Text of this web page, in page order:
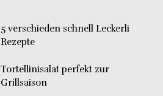
5 verschieden schnell Leckerli
Rezepte
Tortellinisalat perfekt zur
Grillsaison